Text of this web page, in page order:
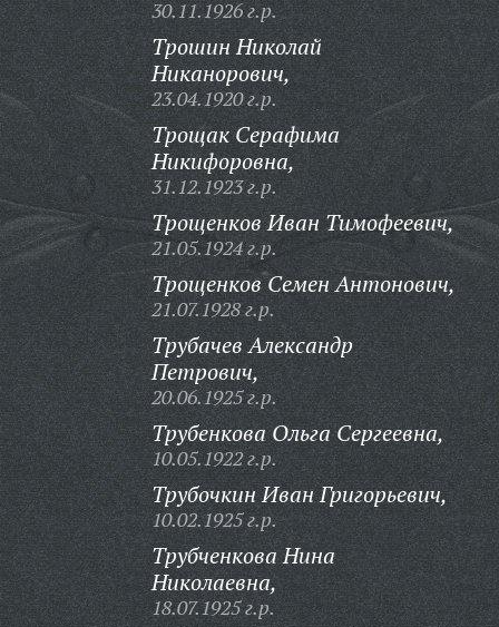
30.11.1926 г.р.
Трошин Николай
Никанорович,
23.04.1920 г.р.
Трощак Серафима
Никифоровна,
31.12.1923 г.р.
Трощенков Иван Тимофеевич,
21.05.1924 г.р.
Трощенков Семен Антонович,
21.07.1928 г.р.
Трубачев Александр
Петрович,
20.06.1925 г.р.
Трубенкова Ольга Сергеевна,
10.05.1922 г.р.
Трубочкин Иван Григорьевич,
10.02.1925 г.р.
Трубченкова Нина
Николаевна,
18.07.1925 г.р.